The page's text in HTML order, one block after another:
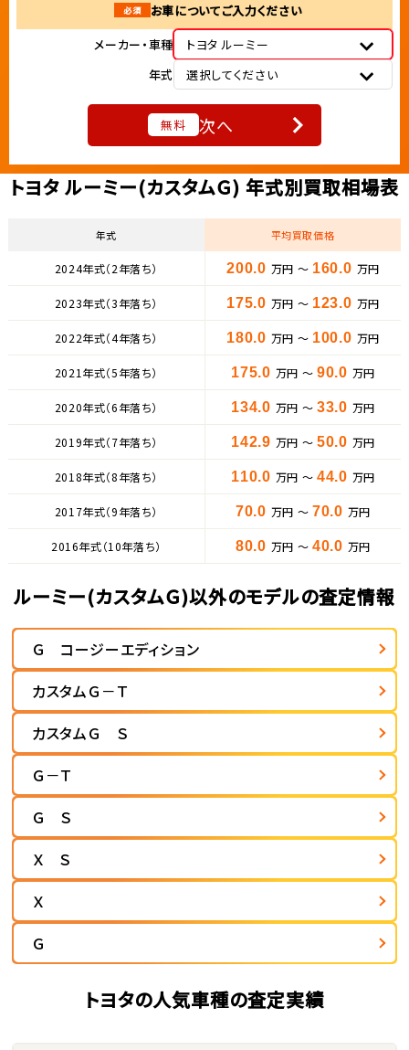
必須
お車についてご入力ください
メーカー・車種
トヨタ ルーミー
年式
選択してください
無料 次へ
トヨタ ルーミー(カスタムＧ) 年式別買取相場表
年式 平均買取価格
2024年式（2年落ち） 200.0 万円 ～ 160.0 万円
2023年式（3年落ち） 175.0 万円 ～ 123.0 万円
2022年式（4年落ち） 180.0 万円 ～ 100.0 万円
2021年式（5年落ち） 175.0 万円 ～ 90.0 万円
2020年式（6年落ち） 134.0 万円 ～ 33.0 万円
2019年式（7年落ち） 142.9 万円 ～ 50.0 万円
2018年式（8年落ち） 110.0 万円 ～ 44.0 万円
2017年式（9年落ち） 70.0 万円 ～ 70.0 万円
2016年式（10年落ち） 80.0 万円 ～ 40.0 万円
ルーミー(カスタムＧ)以外のモデルの査定情報
Ｇ コージーエディション
カスタムＧ－Ｔ
カスタムＧ Ｓ
Ｇ－Ｔ
Ｇ Ｓ
Ｘ Ｓ
Ｘ
Ｇ
トヨタの人気車種の査定実績